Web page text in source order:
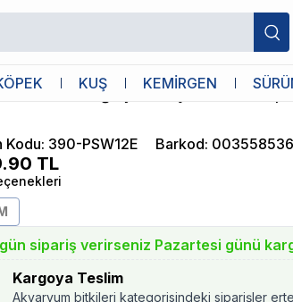
KUŞ KEMİRGEN
Ağaç Dalı Şeklinde
Kodu: 390-PSW12E Barkod:
TL
sipariş verirseniz Pazartesi günü
Kargoya Teslim
Akvaryum bitkileri kategorisindeki siparişler